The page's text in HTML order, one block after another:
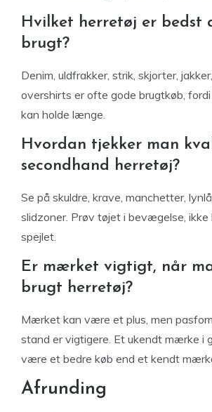
Hvilket herretøj er bedst
brugt?
Denim, uldfrakker, strik, skjorter,
overshirts er ofte gode brugtkøb,
kan holde længe.
Hvordan tjekker man
secondhand herretøj?
Se på skuldre, krave, manchetter,
slidzoner. Prøv tøjet i bevægelse, ikke
spejlet.
Er mærket vigtigt, når
brugt herretøj?
Mærket kan være et plus, men
stand er vigtigere. Et ukendt mærke i
være et bedre køb end et kendt
Afrunding